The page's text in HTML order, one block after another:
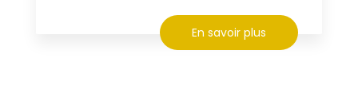
En savoir plus